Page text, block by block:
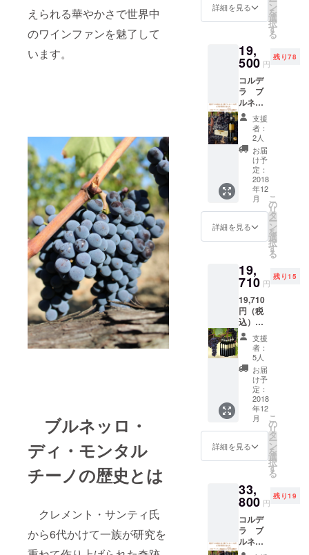
えられる華やかさで世界中
のワインファンを魅了して
います。
ブルネッロ・
ディ・モンタル
チーノの歴史とは
クレメント・サンティ氏
から6代かけて一族が研究を
ディ ７
５０ml
3本／元
21,900
円（税
込）か
ら
45%OF
F
詳細を見る ン
を
選
択
す
る
19,
500 円
残り78
コルデ
ラ ブ
ルネッ
ロ
ディ
モンタ
ルチー
ノ リ
ゼル
ヴァ
２０１
０ 赤
ワイ
ン フ
ルボ
ディ
ml １本/
元値
26,000
円（税
込）か
ら
25％OF
入り1本
専用木
箱付き
支援
者：
2人
お届
け予
定：
2018
年12
月
詳細を見る
こ
の
リ
タ
ー
ン
を
選
択
す
る
19,
710 円
残り15
19,710
円（税
込）／
コルデ
ラ ブル
ネッロ
ディ モ
ンタル
チーノ
２０１
１ 赤ワ
イン フ
ルボ
ディ ７
５０ml
6本／元
43,800
円（税
込）か
ら
55%OF
F
支援
者：
5人
お届
け予
定：
2018
年12
月
詳細を見る
こ
の
リ
タ
ー
ン
を
選
択
す
る
33,
800 円
残り19
コルデ
ラ ブ
ルネッ
ロ